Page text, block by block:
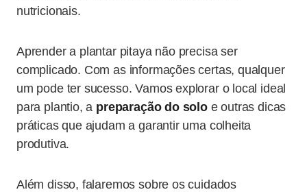
nutricionais.
Aprender a plantar pitaya não precisa ser
complicado. Com as informações certas, qualquer
um pode ter sucesso. Vamos explorar o local ideal
para plantio, a preparação do soloe outras dicas
práticas que ajudam a garantir uma colheita
produtiva.
Além disso, falaremos sobre os cuidados